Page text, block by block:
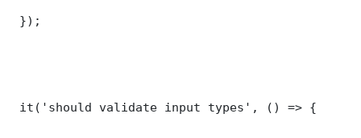
});
it('should validate input types', () => {